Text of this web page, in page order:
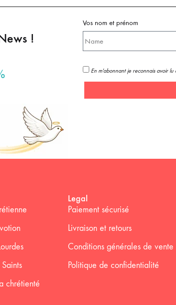
!
Vos nom et prénom
En m'abonnant je reconnais avoir
chrétienté
Legal
Paiement sécurisé
Livraison et retours
Conditions générales de vente
Politique de confidentialité